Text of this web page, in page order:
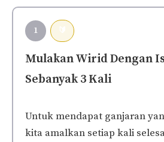
1 🔰
Mulakan Wirid Dengan
Sebanyak 3 Kali
Untuk mendapat ganjaran
kita amalkan setiap kali